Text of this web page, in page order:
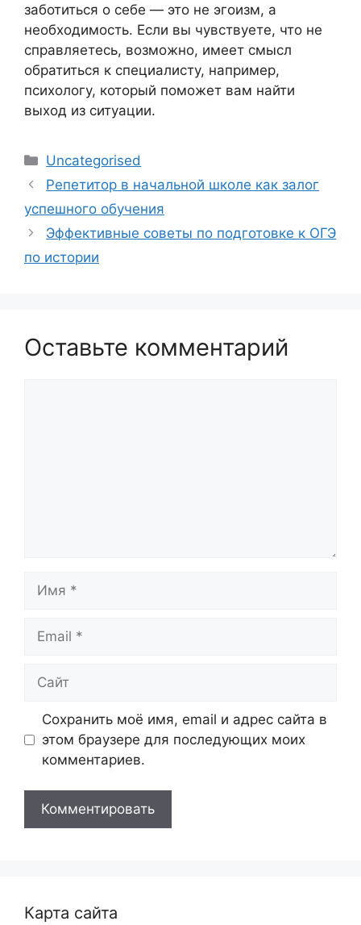
заботиться о себе — это не эгоизм, а
необходимость. Если вы чувствуете, что не
справляетесь, возможно, имеет смысл
обратиться к специалисту, например,
психологу, который поможет вам найти
выход из ситуации.
Рубрики
Uncategorised
Репетитор в начальной школе как залог
успешного обучения
Эффективные советы по подготовке к ОГЭ
по истории
Оставьте комментарий
Сохранить моё имя, email и адрес сайта в
этом браузере для последующих моих
комментариев.
Карта сайта